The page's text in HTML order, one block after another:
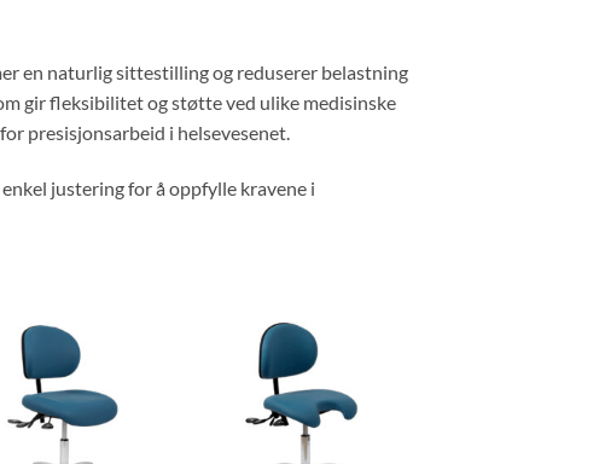
en naturlig sittestilling og reduserer belastning
gir fleksibilitet og støtte ved ulike medisinske
presisjonsarbeid i helsevesenet.
justering for å oppfylle kravene i